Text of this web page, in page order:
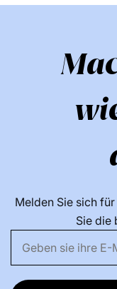
Melden Sie sich
Sie die